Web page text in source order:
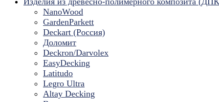
NanoWood
GardenParkett
Deckart (Россия)
Доломит
Deckron/Darvolex
EasyDecking
Latitudo
Legro Ultra
Altay Decking